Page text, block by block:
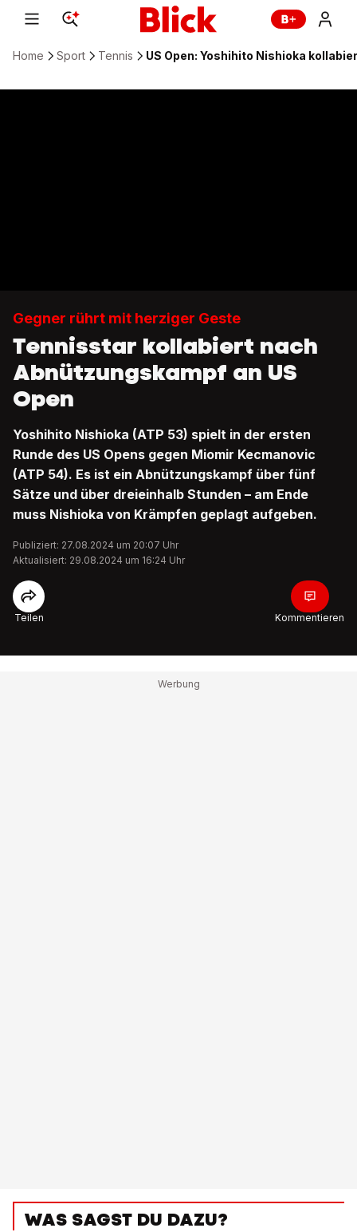
Home Sport Tennis US Open: Yoshihito Nishioka
Gegner rührt mit herziger Geste
Tennisstar kollabiert nach
Abnützungskampf an US
Open
Yoshihito Nishioka (ATP 53) spielt in der ersten
Runde des US Opens gegen Miomir Kecmanovic
(ATP 54). Es ist ein Abnützungskampf über fünf
Sätze und über dreieinhalb Stunden – am Ende
muss Nishioka von Krämpfen geplagt aufgeben.
Publiziert: 27.08.2024 um 20:07 Uhr
Aktualisiert: 29.08.2024 um 16:24 Uhr
Teilen Kommentieren
WAS SAGST DU DAZU?